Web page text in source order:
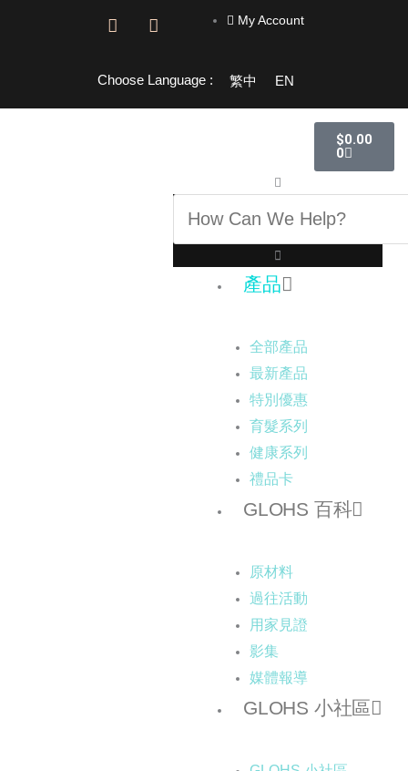
F
e
o
I
t
g
My Account
Choose Language : 繁中 EN
$0.00
0
購
物
籃
產品
全部產品
最新產品
特別優惠
育髮系列
健康系列
禮品卡
GLOHS 百科
原材料
過往活動
用家見證
影集
媒體報導
GLOHS 小社區